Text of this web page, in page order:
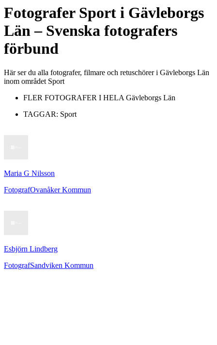
Fotografer Sport i Gävleborgs
Län– Svenska fotografers
förbund
Här ser du alla fotografer, filmare och retuschörer i Gävleborgs Län
inom området Sport
FLER FOTOGRAFER I HELA Gävleborgs Län
TAGGAR: Sport
Maria G Nilsson
FotografOvanåker Kommun
Esbjörn Lindberg
FotografSandviken Kommun